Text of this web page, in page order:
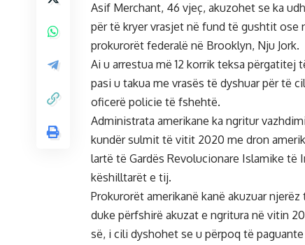
Asif Merchant, 46 vjeç, akuzohet se ka
për të kryer vrasjet në fund të gushtit ose
prokurorët federalë në Brooklyn, Nju Jork.
Ai u arrestua më 12 korrik teksa
pasi u takua me vrasës të dyshuar për të
oficerë policie të fshehtë.
Administrata amerikane ka ngritur
kundër sulmit të vitit 2020 me dron
lartë të Gardës Revolucionare Islamike të
këshilltarët e tij.
Prokurorët amerikanë kanë akuzuar
duke përfshirë akuzat e ngritura në vitin
së, i cili dyshohet se u përpoq të